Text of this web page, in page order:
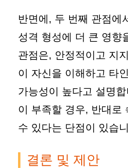
반면에, 두 번째 관점에
성격 형성에 더 큰 영향
관점은, 안정적이고 지
이 자신을 이해하고 타
가능성이 높다고 설명
이 부족할 경우, 반대로
수 있다는 단점이 있습
결론 및 제안